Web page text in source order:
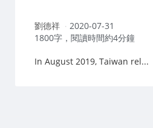
作
者：
劉德祥
2020-07-31
1800字，閱讀時間約4分鐘
In August 2019, Taiwan rel...